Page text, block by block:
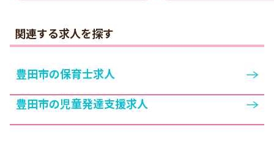
17:00～19:00 など、あ
たシフトを一緒に作っ
きます！記載のない時
でもお気軽にご相談く
い！ お仕事は週2日～
関連する求人を探す
豊田市の保育士求人
豊田市の児童発達支援求人